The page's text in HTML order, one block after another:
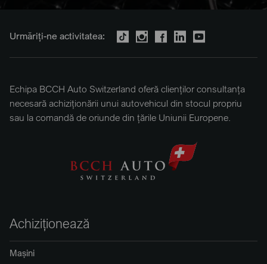
Urmăriți-ne activitatea:
Echipa BCCH Auto Switzerland oferă clienților consultanța
necesară achiziționării unui autovehicul din stocul propriu
sau la comandă de oriunde din țările Uniunii Europene.
Achiziționează
Mașini